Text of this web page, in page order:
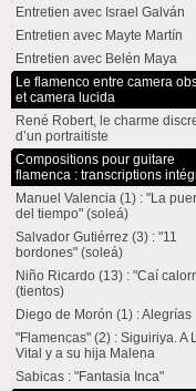
Entretien avec Israel Galván
Entretien avec Mayte Martín
Entretien avec Belén Maya
Le flamenco entre camera
et camera lucida
René Robert, le charme
d’un portraitiste
Compositions pour guitare
flamenca : transcriptions
Manuel Valencia (1) : "La
del tiempo" (soleá)
Salvador Gutiérrez (3) : "11
bordones" (soleá)
Niño Ricardo (13) : "Caí
(tientos)
Diego de Morón (1) : Alegrías
"Flamencas" (2) : Siguiriya. A
Vital y a su hija Malena
Sabicas : "Fantasia Inca"